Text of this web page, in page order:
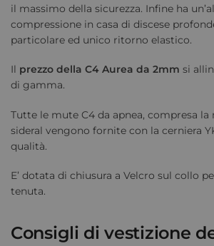
il massimo della sicurezza. Infine ha
compressione in casa di discese
particolare ed unico ritorno elastico.
Il prezzo della C4 Aurea da 2mm si
di gamma.
Tutte le mute C4 da apnea, compresa la
sideral vengono fornite con la cerniera
qualità.
E’ dotata di chiusura a Velcro sul collo
tenuta.
Consigli di vestizione